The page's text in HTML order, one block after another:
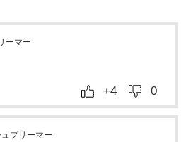
ーマー
+4 0
プリーマー